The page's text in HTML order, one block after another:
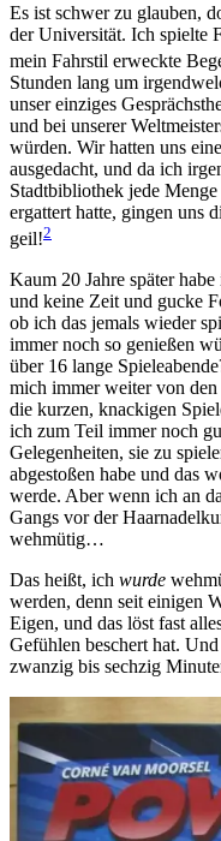
Es ist schwer zu glauben,
der Universität. Ich spielte
mein Fahrstil erweckte
Stunden lang um
unser einziges
und bei unserer
würden. Wir hatten uns
ausgedacht, und da ich
Stadtbibliothek jede
ergattert hatte, gingen uns
geil!2
Kaum 20 Jahre später
und keine Zeit und gucke
ob ich das jemals wieder
immer noch so genießen
über 16 lange
mich immer weiter von
die kurzen, knackigen
ich zum Teil immer noch
Gelegenheiten, sie zu
abgestoßen habe und das
werde. Aber wenn ich an
Gangs vor der
wehmütig…
Das heißt, ich wurde
werden, denn seit einigen
Eigen, und das löst fast
Gefühlen beschert hat.
zwanzig bis sechzig